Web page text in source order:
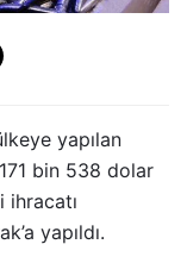
yapılan
bin 538 dolar
ihracatı
yapıldı.